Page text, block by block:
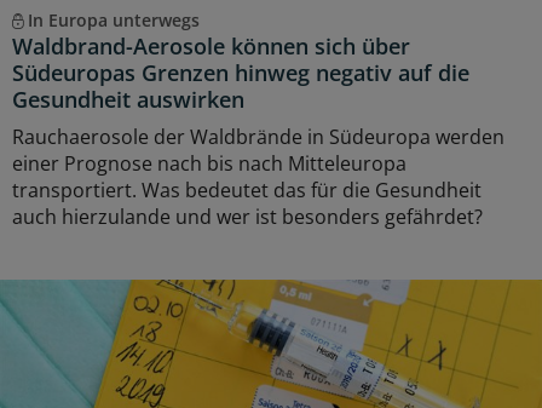
In Europa unterwegs
Waldbrand-Aerosole können sich über
Südeuropas Grenzen hinweg negativ auf die
Gesundheit auswirken
Rauchaerosole der Waldbrände in Südeuropa werden
einer Prognose nach bis nach Mitteleuropa
transportiert. Was bedeutet das für die Gesundheit
auch hierzulande und wer ist besonders gefährdet?